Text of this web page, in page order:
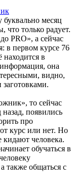
буквально месяц
что только радует.
PRO», а сейчас
в первом курсе 76
в
она
видно,
то сейчас
появились
про
курс или нет. Но
кидают человека.
обучаться в
также общаться с